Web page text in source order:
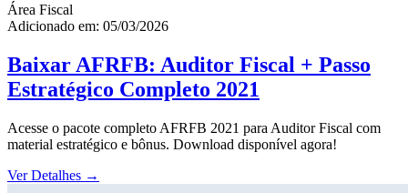
Área Fiscal
Adicionado em: 05/03/2026
Baixar AFRFB: Auditor Fiscal + Passo
Estratégico Completo 2021
Acesse o pacote completo AFRFB 2021 para Auditor Fiscal com
material estratégico e bônus. Download disponível agora!
Ver Detalhes →